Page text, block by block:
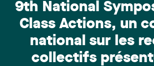
9th National
Class Actions, un
national sur les
collectifs